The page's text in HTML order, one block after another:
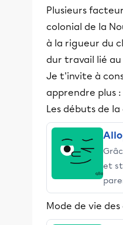
Plusieurs
colonial de la
à la rigueur du
dur travail lié
Je t'invite à
apprendre plus :
Les débuts de
et
Mode de vie